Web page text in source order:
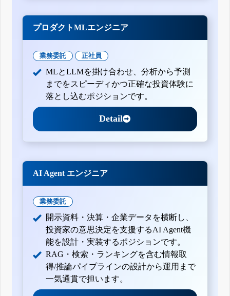
プロダクトMLエンジニア
業務委託 正社員
MLとLLMを掛け合わせ、分析から予測
までをスピーディかつ正確な投資体験に
落とし込むポジションです。
Detail
AI Agent エンジニア
業務委託
開示資料・決算・企業データを横断し、
投資家の意思決定を支援するAI Agent機
能を設計・実装するポジションです。
RAG・検索・ランキングを含む情報取
得/推論パイプラインの設計から運用まで
一気通貫で担います。